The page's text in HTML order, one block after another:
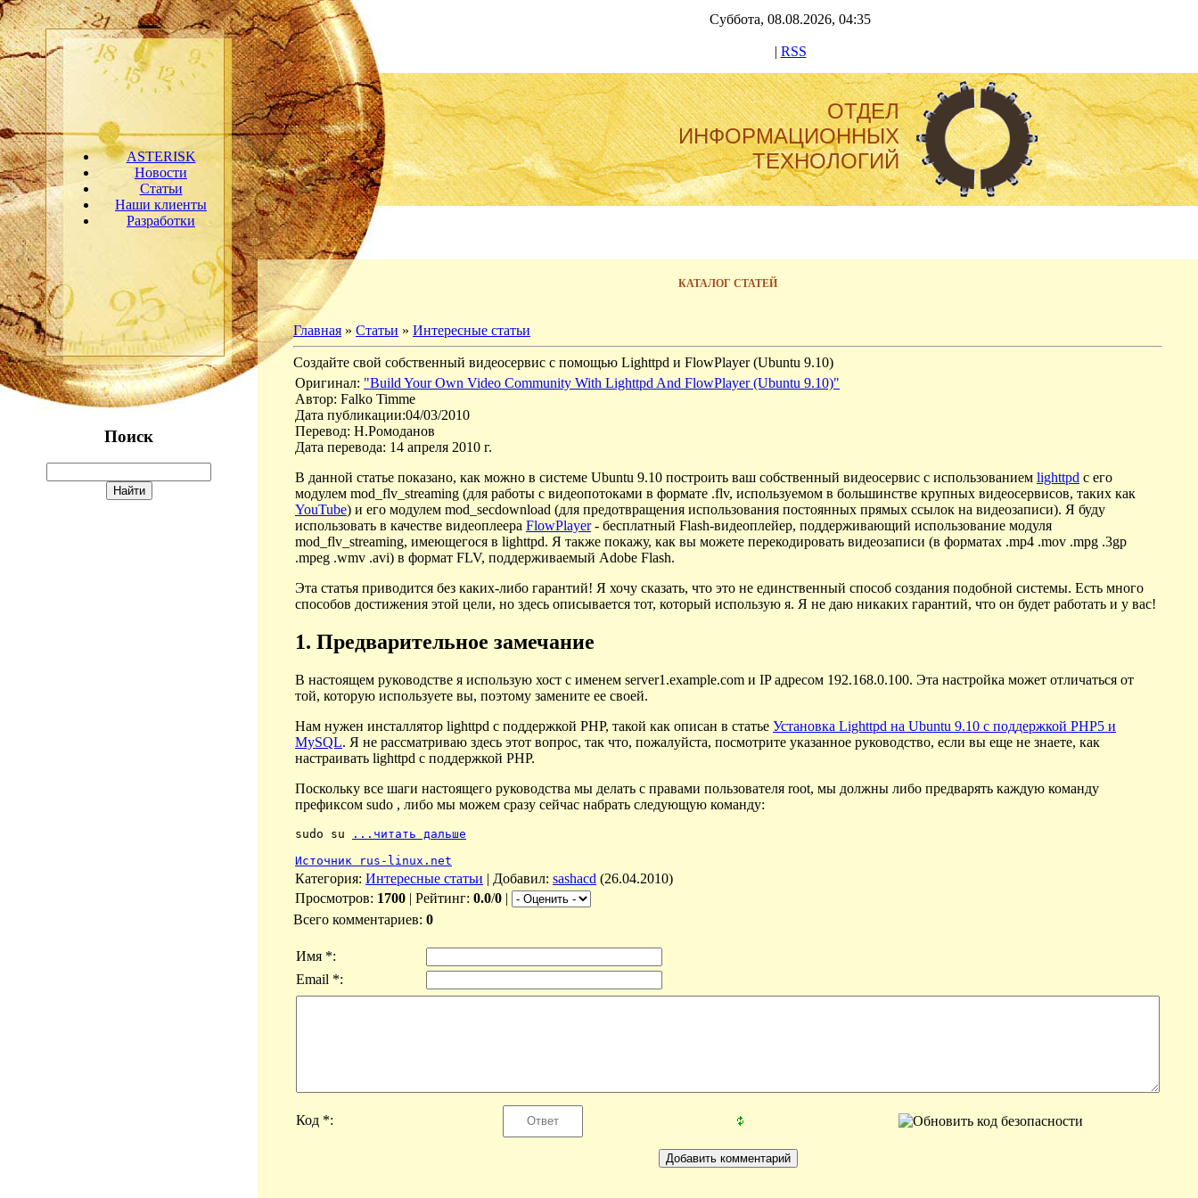
ASTERISK
Новости
Статьи
Наши клиенты
Разработки
Поиск
Суббота, 08.08.2026, 04:35
| RSS
ОТДЕЛ
ИНФОРМАЦИОННЫХ
ТЕХНОЛОГИЙ
КАТАЛОГ СТАТЕЙ
Главная » Статьи » Интересные статьи
Создайте свой собственный видеосервис с помощью Lighttpd и FlowPlayer (Ubuntu 9.10)
Оригинал: "Build Your Own Video Community With Lighttpd And FlowPlayer (Ubuntu 9.10)"
Автор: Falko Timme
Дата публикации:04/03/2010
Перевод: Н.Ромоданов
Дата перевода: 14 апреля 2010 г.
В данной статье показано, как можно в системе Ubuntu 9.10 построить ваш собственный видеосервис с использованием lighttpd с его
модулем mod_flv_streaming (для работы с видеопотоками в формате .flv, используемом в большинстве крупных видеосервисов, таких как
YouTube) и его модулем mod_secdownload (для предотвращения использования постоянных прямых ссылок на видеозаписи). Я буду
использовать в качестве видеоплеера FlowPlayer- бесплатный Flash-видеоплейер, поддерживающий использование модуля
mod_flv_streaming, имеющегося в lighttpd. Я также покажу, как вы можете перекодировать видеозаписи (в форматах .mp4 .mov .mpg .3gp
.mpeg .wmv .avi) в формат FLV, поддерживаемый Adobe Flash.
Эта статья приводится без каких-либо гарантий! Я хочу сказать, что это не единственный способ создания подобной системы. Есть много
способов достижения этой цели, но здесь описывается тот, который использую я. Я не даю никаких гарантий, что он будет работать и у вас!
1. Предварительное замечание
В настоящем руководстве я использую хост с именем server1.example.com и IP адресом 192.168.0.100. Эта настройка может отличаться от
той, которую используете вы, поэтому замените ее своей.
Нам нужен инсталлятор lighttpd с поддержкой PHP, такой как описан в статье Установка Lighttpd на Ubuntu 9.10 с поддержкой PHP5 и
MySQL. Я не рассматриваю здесь этот вопрос, так что, пожалуйста, посмотрите указанное руководство, если вы еще не знаете, как
настраивать lighttpd с поддержкой PHP.
Поскольку все шаги настоящего руководства мы делать с правами пользователя root, мы должны либо предварять каждую команду
префиксом sudo , либо мы можем сразу сейчас набрать следующую команду:
sudo su
...читать дальше
Источник rus-linux.net
Категория: Интересные статьи | Добавил: sashacd (26.04.2010)
Просмотров: 1700 | Рейтинг: 0.0/0 |
Всего комментариев: 0
Имя *:
Email *:
Код *: